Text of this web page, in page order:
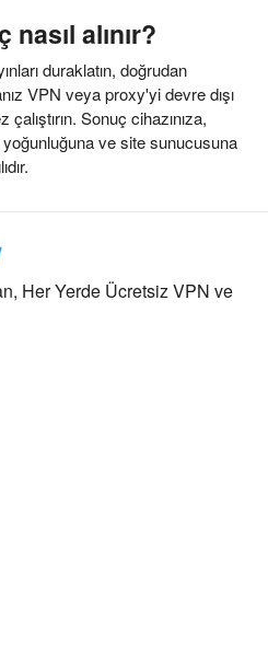
alınır?
duraklatın, doğrudan
VPN veya proxy'yi devre dışı
Sonuç cihazınıza,
yoğunluğuna ve site sunucusuna
Her Yerde Ücretsiz VPN ve